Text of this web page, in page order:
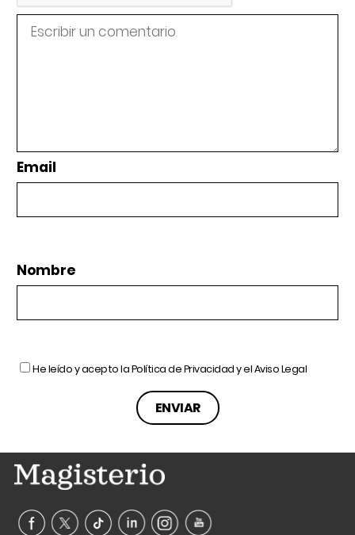
Email
Nombre
He leído y acepto laPolítica de Privacidady elAviso Legal